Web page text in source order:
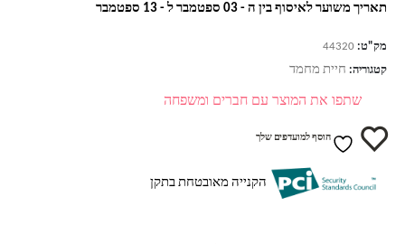
תאריך משוער לאיסוף בין ה - 03 ספטמבר ל - 13 ספטמבר
מק"ט: 44320
קטגוריה: חיית מחמד
שתפו את המוצר עם חברים ומשפחה
הוסף למועדפים שלך
הקנייה מאובטחת בתקן